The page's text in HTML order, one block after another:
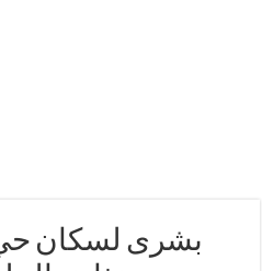
بشرى لسكان